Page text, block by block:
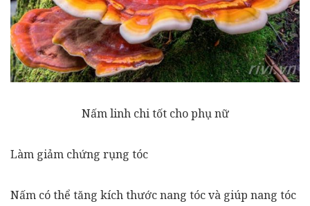
Nấm linh chi tốt cho phụ nữ
Làm giảm chứng rụng tóc
Nấm có thể tăng kích thước nang tóc và giúp nang tóc